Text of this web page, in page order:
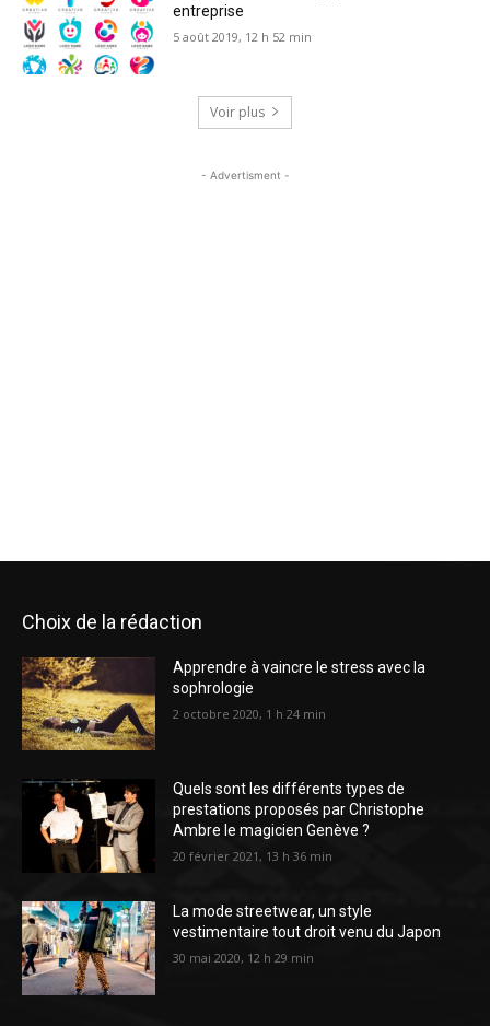
entreprise
5 août 2019, 12 h 52 min
Voir plus
- Advertisment -
Choix de la rédaction
Apprendre à vaincre le stress avec la
sophrologie
2 octobre 2020, 1 h 24 min
Quels sont les différents types de
prestations proposés par Christophe
Ambre le magicien Genève ?
20 février 2021, 13 h 36 min
La mode streetwear, un style
vestimentaire tout droit venu du Japon
30 mai 2020, 12 h 29 min